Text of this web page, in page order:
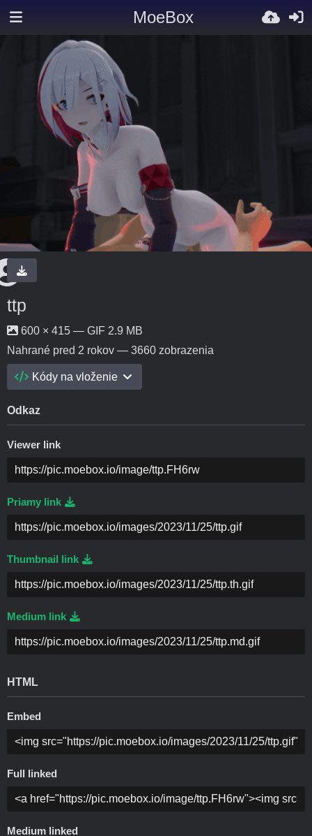
MoeBox
ttp
600 × 415 — GIF 2.9 MB
Nahrané pred 2 rokov — 3660 zobrazenia
Kódy na vloženie
Odkaz
Viewer link
Priamy link
Thumbnail link
Medium link
HTML
Embed
Full linked
Medium linked